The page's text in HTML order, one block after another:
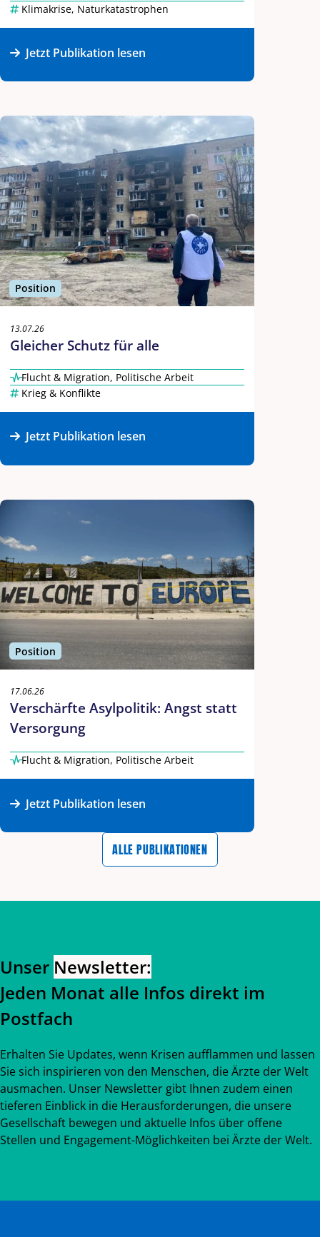
Klimakrise, Naturkatastrophen
Jetzt Publikation lesen
Position
13.07.26
Gleicher Schutz für alle
Flucht & Migration, Politische Arbeit
Krieg & Konflikte
Jetzt Publikation lesen
Position
17.06.26
Verschärfte Asylpolitik: Angst statt
Versorgung
Flucht & Migration, Politische Arbeit
Jetzt Publikation lesen
ALLE PUBLIKATIONEN
Unser Newsletter:
Jeden Monat alle Infos direkt im
Postfach
Erhalten Sie Updates, wenn Krisen aufflammen und lassen
Sie sich inspirieren von den Menschen, die Ärzte der Welt
ausmachen. Unser Newsletter gibt Ihnen zudem einen
tieferen Einblick in die Herausforderungen, die unsere
Gesellschaft bewegen und aktuelle Infos über offene
Stellen und Engagement-Möglichkeiten bei Ärzte der Welt.